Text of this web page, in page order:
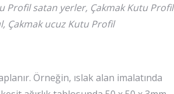
Profil satan yerler, Çakmak Kutu Profil
Çakmak ucuz Kutu Profil
Örneğin, ıslak alan imalatında